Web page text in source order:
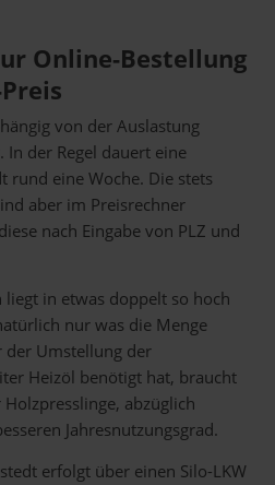
Online-Bestellung
von der Auslastung
der Regel dauert eine
rund eine Woche. Die stets
aber im Preisrechner
nach Eingabe von PLZ und
in etwas doppelt so hoch
nur was die Menge
der Umstellung der
Heizöl benötigt hat, braucht
abzüglich
Jahresnutzungsgrad.
erfolgt über einen Silo-LKW